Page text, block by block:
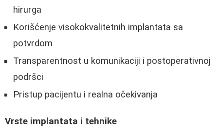
hirurga
Korišćenje visokokvalitetnih implantata sa
potvrdom
Transparentnost u komunikaciji i postoperativnoj
podršci
Pristup pacijentu i realna očekivanja
Vrste implantata i tehnike